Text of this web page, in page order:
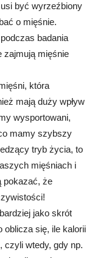
być wyrzeźbiony
o mięśnie.
podczas badania
zajmują mięśnie
która
mają duży wpływ
wysportowani,
mamy szybszy
tryb życia, to
mięśniach i
pokazać, że
jako skrót
oblicza się, ile kalorii
czyli wtedy, gdy np.